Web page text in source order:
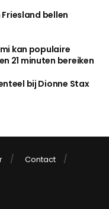
bellen
kan populaire
21 minuten bereiken
bij Dionne Stax
Contact